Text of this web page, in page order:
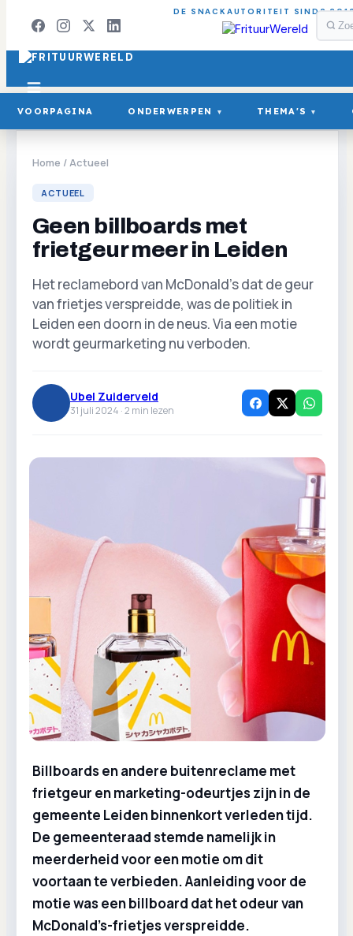
DE SNACKAUTORITEIT SINDS
VOORPAGINA ONDERWERPEN ▾ THEMA'S ▾
Home /Actueel
ACTUEEL
Geen billboards met
frietgeur meer in Leiden
Het reclamebord van McDonald's dat de geur
van frietjes verspreidde, was de politiek in
Leiden een doorn in de neus. Via een motie
wordt geurmarketing nu verboden.
Ubel Zuiderveld
31 juli 2024 ·2 min lezen
Billboards en andere buitenreclame met
frietgeur en marketing-odeurtjes zijn in de
gemeente Leiden binnenkort verleden tijd.
De gemeenteraad stemde namelijk in
meerderheid voor een motie om dit
voortaan te verbieden. Aanleiding voor de
motie was een billboard dat het odeur van
McDonald’s-frietjes verspreidde.